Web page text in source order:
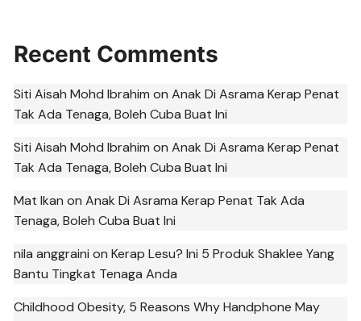
Recent Comments
Siti Aisah Mohd Ibrahim onAnak Di Asrama Kerap Penat
Tak Ada Tenaga, Boleh Cuba Buat Ini
Siti Aisah Mohd Ibrahim onAnak Di Asrama Kerap Penat
Tak Ada Tenaga, Boleh Cuba Buat Ini
Mat Ikan onAnak Di Asrama Kerap Penat Tak Ada
Tenaga, Boleh Cuba Buat Ini
nila anggraini onKerap Lesu? Ini 5 Produk Shaklee Yang
Bantu Tingkat Tenaga Anda
Childhood Obesity, 5 Reasons Why Handphone May